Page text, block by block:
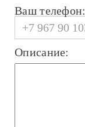
Ваш телефон:
Описание: